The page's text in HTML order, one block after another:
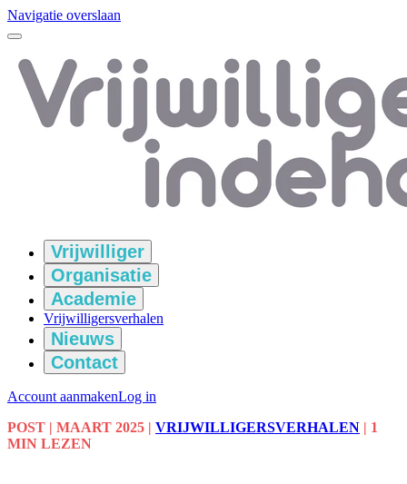
Navigatie overslaan
Vrijwilliger
Organisatie
Academie
Vrijwilligersverhalen
Nieuws
Contact
Account aanmakenLog in
POST | MAART 2025 | VRIJWILLIGERSVERHALEN | 1
MIN LEZEN